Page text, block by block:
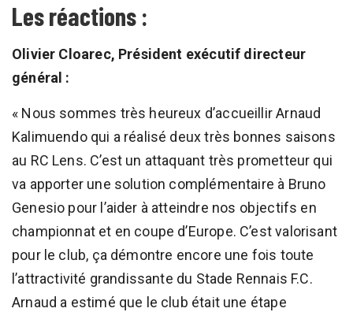
Les réactions :
Olivier Cloarec, Président exécutif directeur
général :
« Nous sommes très heureux d’accueillir Arnaud
Kalimuendo qui a réalisé deux très bonnes saisons
au RC Lens. C’est un attaquant très prometteur qui
va apporter une solution complémentaire à Bruno
Genesio pour l’aider à atteindre nos objectifs en
championnat et en coupe d’Europe. C’est valorisant
pour le club, ça démontre encore une fois toute
l’attractivité grandissante du Stade Rennais F.C.
Arnaud a estimé que le club était une étape